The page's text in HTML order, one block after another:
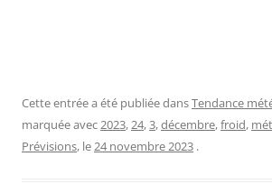
Cette entrée a été publiée dansTendance
marquée avec2023,24,3,décembre,froid,
Prévisions, le24 novembre 2023 .